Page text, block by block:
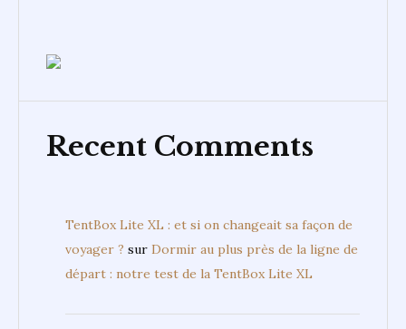
Recent Comments
TentBox Lite XL : et si on changeait sa façon de
voyager ? sur Dormir au plus près de la ligne de
départ : notre test de la TentBox Lite XL